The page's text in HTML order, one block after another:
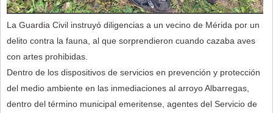
La Guardia Civil instruyó diligencias a un vecino de Mérida por un
delito contra la fauna, al que sorprendieron cuando cazaba aves
con artes prohibidas.
Dentro de los dispositivos de servicios en prevención y protección
del medio ambiente en las inmediaciones al arroyo Albarregas,
dentro del término municipal emeritense, agentes del Servicio de